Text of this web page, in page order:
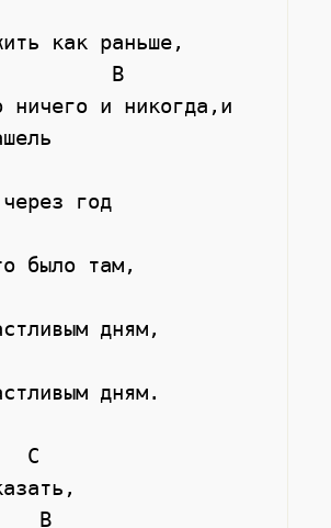
как раньше,
ничего и никогда,и
год
было там,
дням,
дням.